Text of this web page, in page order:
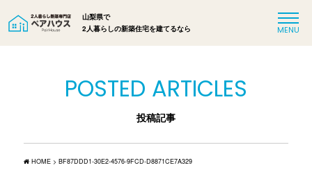
山梨県で
2人暮らしの新築住宅を建てるなら
POSTED ARTICLES
投稿記事
HOME >BF87DDD1-30E2-4576-9FCD-D8871CE7A329